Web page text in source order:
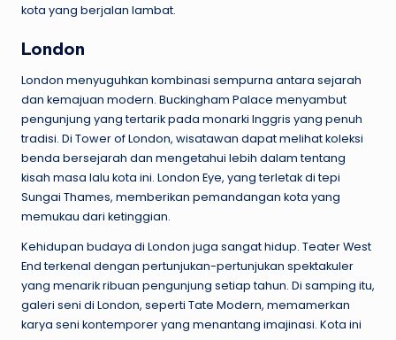
kota yang berjalan lambat.
London
London menyuguhkan kombinasi sempurna antara sejarah
dan kemajuan modern. Buckingham Palace menyambut
pengunjung yang tertarik pada monarki Inggris yang penuh
tradisi. Di Tower of London, wisatawan dapat melihat koleksi
benda bersejarah dan mengetahui lebih dalam tentang
kisah masa lalu kota ini. London Eye, yang terletak di tepi
Sungai Thames, memberikan pemandangan kota yang
memukau dari ketinggian.
Kehidupan budaya di London juga sangat hidup. Teater West
End terkenal dengan pertunjukan-pertunjukan spektakuler
yang menarik ribuan pengunjung setiap tahun. Di samping itu,
galeri seni di London, seperti Tate Modern, memamerkan
karya seni kontemporer yang menantang imajinasi. Kota ini